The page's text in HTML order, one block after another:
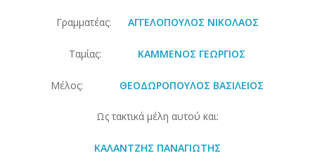
Γραμματέας: ΑΓΓΕΛΟΠΟΥΛΟΣ ΝΙΚΟΛΑΟΣ
Ταμίας: ΚΑΜΜΕΝΟΣ ΓΕΩΡΓΙΟΣ
Μέλος: ΘΕΟΔΩΡΟΠΟΥΛΟΣ ΒΑΣΙΛΕΙΟΣ
Ως τακτικά μέλη αυτού και:
ΚΑΛΑΝΤΖΗΣ ΠΑΝΑΓΙΩΤΗΣ